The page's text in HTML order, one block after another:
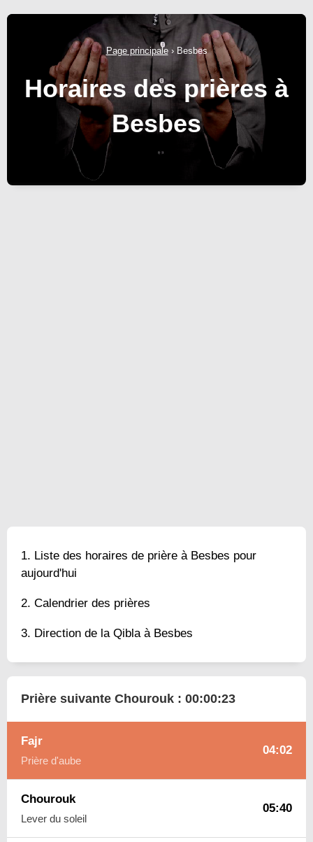
Page principale› Besbes
Horaires des prières à
Besbes
Liste des horaires de prière à Besbes pour
aujourd'hui
Calendrier des prières
Direction de la Qibla à Besbes
Prière suivante Chourouk : 00:00:22
Fajr
Prière d'aube
04:02
Chourouk
Lever du soleil
05:40